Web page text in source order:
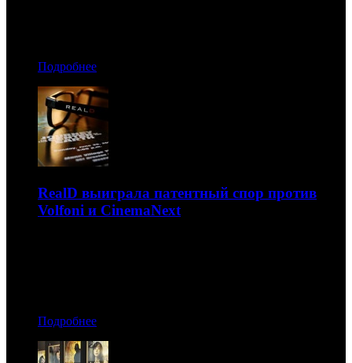
Подробнее
RealD выиграла патентный спор против
Volfoni и CinemaNext
Подробнее